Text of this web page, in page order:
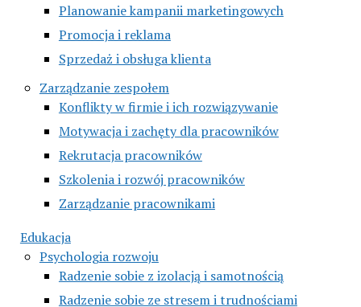
Planowanie kampanii marketingowych
Promocja i reklama
Sprzedaż i obsługa klienta
Zarządzanie zespołem
Konflikty w firmie i ich rozwiązywanie
Motywacja i zachęty dla pracowników
Rekrutacja pracowników
Szkolenia i rozwój pracowników
Zarządzanie pracownikami
Edukacja
Psychologia rozwoju
Radzenie sobie z izolacją i samotnością
Radzenie sobie ze stresem i trudnościami